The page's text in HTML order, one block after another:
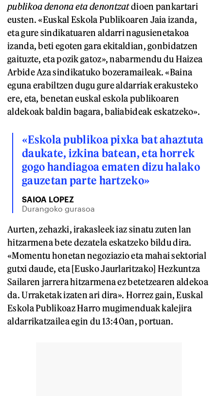
publikoa denona eta denontzatdioen pankartari
eusten. «Euskal Eskola Publikoaren Jaia izanda,
eta gure sindikatuaren aldarri nagusienetakoa
izanda, beti egoten gara ekitaldian, gonbidatzen
gaituzte, eta pozik gatoz», nabarmendu du Haizea
Arbide Aza sindikatuko bozeramaileak. «Baina
eguna erabiltzen dugu gure aldarriak erakusteko
ere, eta, benetan euskal eskola publikoaren
aldekoak baldin bagara, baliabideak eskatzeko».
«Eskola publikoa pixka bat ahaztuta
daukate, izkina batean, eta horrek
gogo handiagoa ematen dizu halako
gauzetan parte hartzeko»
SAIOA LOPEZ
Durangoko gurasoa
Aurten, zehazki, irakasleek iaz sinatu zuten lan
hitzarmena bete dezatela eskatzeko bildu dira.
«Momentu honetan negoziazio eta mahai sektorial
gutxi daude, eta [Eusko Jaurlaritzako] Hezkuntza
Sailaren jarrera hitzarmena ez betetzearen aldekoa
da. Urraketak izaten ari dira». Horrez gain, Euskal
Eskola Publikoaz Harro mugimenduak kalejira
aldarrikatzailea egin du 13:40an, portuan.